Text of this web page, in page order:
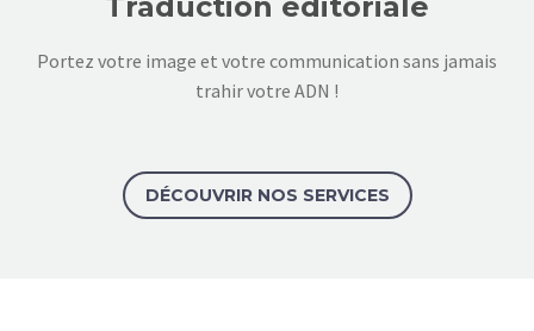
Portez votre image et votre communication sans jamais
trahir votre ADN !
DÉCOUVRIR NOS SERVICES